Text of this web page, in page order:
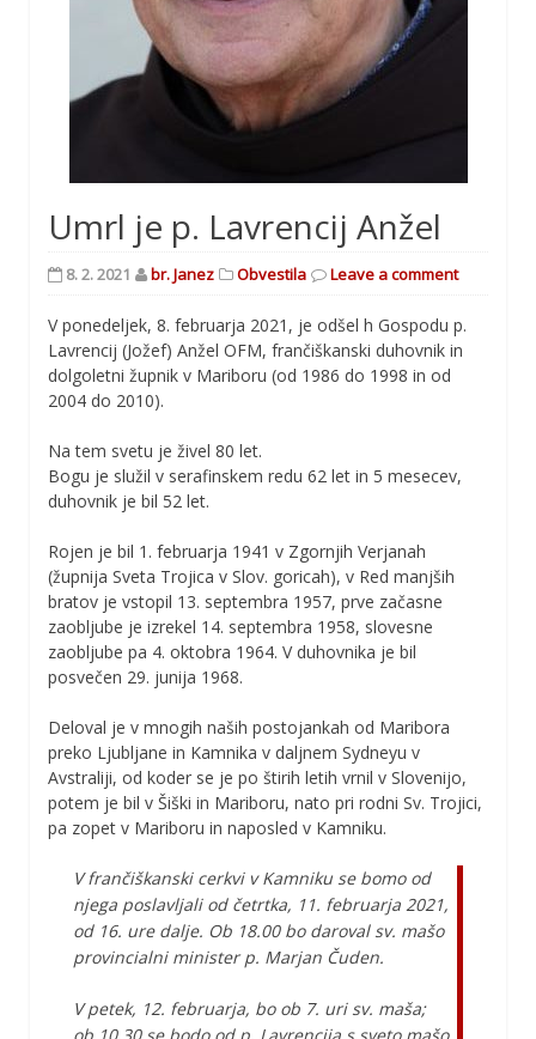
Umrl je p. Lavrencij Anžel
8. 2. 2021 br. Janez Obvestila Leave a comment
V ponedeljek, 8. februarja 2021, je odšel h Gospodu p.
Lavrencij (Jožef) Anžel OFM, frančiškanski duhovnik in
dolgoletni župnik v Mariboru (od 1986 do 1998 in od
2004 do 2010).
Na tem svetu je živel 80 let.
Bogu je služil v serafinskem redu 62 let in 5 mesecev,
duhovnik je bil 52 let.
Rojen je bil 1. februarja 1941 v Zgornjih Verjanah
(župnija Sveta Trojica v Slov. goricah), v Red manjših
bratov je vstopil 13. septembra 1957, prve začasne
zaobljube je izrekel 14. septembra 1958, slovesne
zaobljube pa 4. oktobra 1964. V duhovnika je bil
posvečen 29. junija 1968.
Deloval je v mnogih naših postojankah od Maribora
preko Ljubljane in Kamnika v daljnem Sydneyu v
Avstraliji, od koder se je po štirih letih vrnil v Slovenijo,
potem je bil v Šiški in Mariboru, nato pri rodni Sv. Trojici,
pa zopet v Mariboru in naposled v Kamniku.
V frančiškanski cerkvi v Kamniku se bomo od
njega poslavljali od četrtka, 11. februarja 2021,
od 16. ure dalje. Ob 18.00 bo daroval sv. mašo
provincialni minister p. Marjan Čuden.
V petek, 12. februarja, bo ob 7. uri sv. maša;